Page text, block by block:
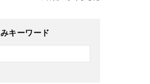
キーワード